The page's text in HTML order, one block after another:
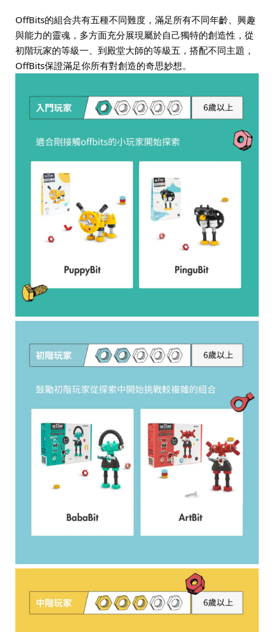
OffBits的組合共有五種不同難度，滿足所有不同年齡、興趣
與能力的靈魂，多方面充分展現屬於自己獨特的創造性，從
初階玩家的等級一、到殿堂大師的等級五，搭配不同主題，
OffBits保證滿足你所有對創造的奇思妙想。